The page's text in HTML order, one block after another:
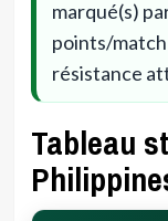
marqué(s)
points/match
résistance
Tableau